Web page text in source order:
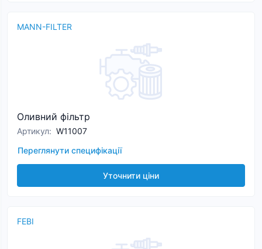
MANN-FILTER
Оливний фільтр
Артикул: W11007
Переглянути специфікації
Уточнити ціни
FEBI